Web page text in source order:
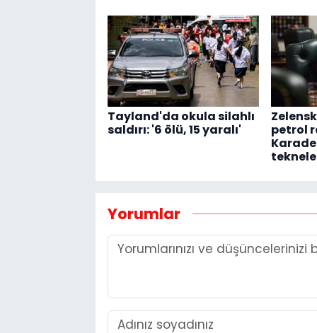
Tayland'da okula silahlı
saldırı: '6 ölü, 15 yaralı'
petrol
Yorumlar